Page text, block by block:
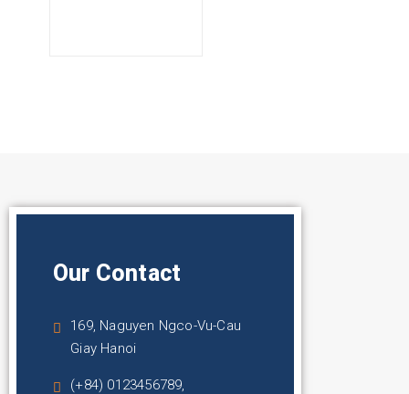
Our Contact
169, Naguyen Ngco-Vu-Cau
Giay Hanoi
(+84) 0123456789,